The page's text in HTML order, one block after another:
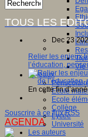
Vie
Niveaux
Ecole
Ecole
Collège
Lycée
Université
Les auteurs
TOUS LES
Dec 23
Relier les enjeux
l’éducation,
En cette fin
Souscrire à ce flux RSS
AGENDA